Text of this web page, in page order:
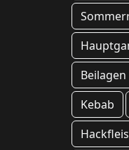
Beilagen
Kebab